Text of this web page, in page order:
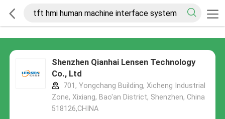
Shenzhen Qianhai Lensen Technology
Co., Ltd
701, Yongchang Building, Xicheng Industrial
Zone, Xixiang, Bao'an District, Shenzhen, China
518126,CHINA